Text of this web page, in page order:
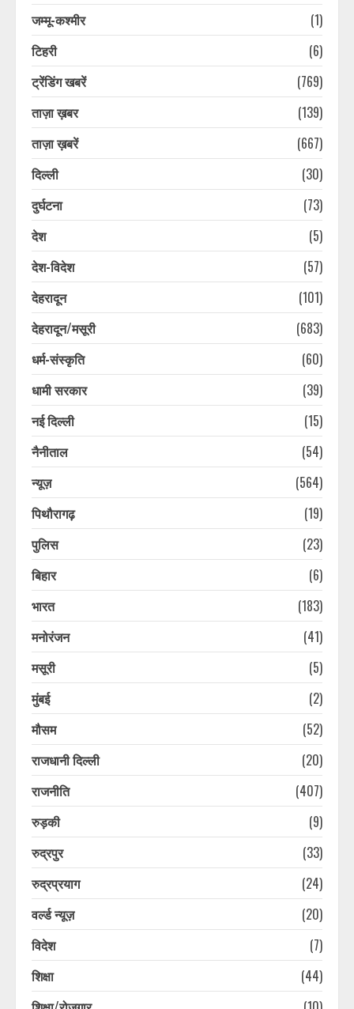
जम्मू-कश्मीर
(1)
टिहरी
(6)
ट्रेंडिंग खबरें
(769)
ताज़ा ख़बर
(139)
ताज़ा ख़बरें
(667)
दिल्ली
(30)
दुर्घटना
(73)
देश
(5)
देश-विदेश
(57)
देहरादून
(101)
देहरादून/मसूरी
(683)
धर्म-संस्कृति
(60)
धामी सरकार
(39)
नई दिल्ली
(15)
नैनीताल
(54)
न्यूज़
(564)
पिथौरागढ़
(19)
पुलिस
(23)
बिहार
(6)
भारत
(183)
मनोरंजन
(41)
मसूरी
(5)
मुंबई
(2)
मौसम
(52)
राजधानी दिल्ली
(20)
राजनीति
(407)
रुड़की
(9)
रुद्रपुर
(33)
रुद्रप्रयाग
(24)
वर्ल्ड न्यूज़
(20)
विदेश
(7)
शिक्षा
(44)
उत्तराखंड के सबसे बड़े आयकर दाता ऋषभ
लिए जमीन दिला दो सरकार
4
कांवड़ियों के भेष में नकली नोट चलाने वाला
पूर्व सैनिक की संदिग्ध परिस्थितियों में हुई
मौत की जांच करेगी सीबीसीआईडी, पिता ने
August 8, 2026
10 साल बाद परिवार से मिला लापता शख्स,
परिजन हुए भावुक, पुलिस की ये ट्रिक आई
काम
10 साल बाद परिवार से मिला लापता शख्स,
परिजन हुए भावुक, पुलिस की ये ट्रिक आई